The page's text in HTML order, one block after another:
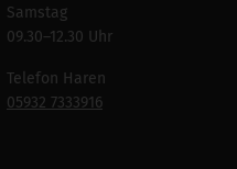
Samstag
09.30–12.30 Uhr
Telefon Haren
05932 7333916